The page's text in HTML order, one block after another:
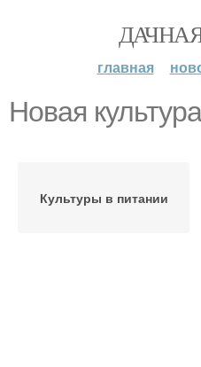
главная
Новая культура
Культуры в питании